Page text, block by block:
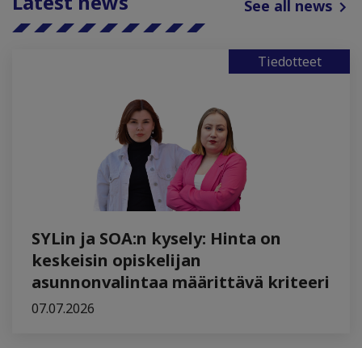
See all news
Tiedotteet
SYLin ja SOA:n kysely: Hinta on
keskeisin opiskelijan
asunnonvalintaa määrittävä kriteeri
07.07.2026